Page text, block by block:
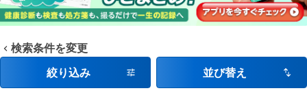
検索条件を変更
絞り込み
並び替え